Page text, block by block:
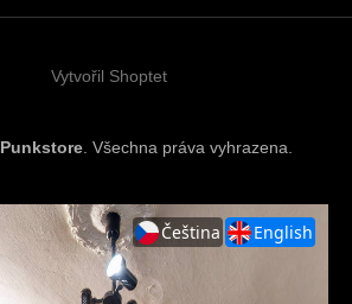
p
k
ý
s
u
Vytvořil Shoptet
Punkstore. Všechna práva vyhrazena.